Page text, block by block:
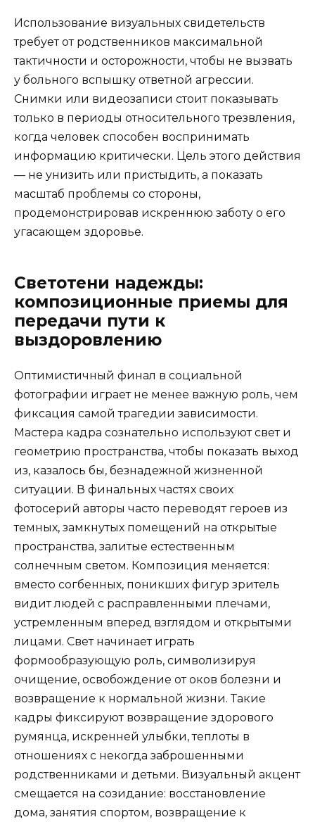
Использование визуальных свидетельств
требует от родственников максимальной
тактичности и осторожности, чтобы не вызвать
у больного вспышку ответной агрессии.
Снимки или видеозаписи стоит показывать
только в периоды относительного трезвления,
когда человек способен воспринимать
информацию критически. Цель этого действия
— не унизить или пристыдить, а показать
масштаб проблемы со стороны,
продемонстрировав искреннюю заботу о его
угасающем здоровье.
Светотени надежды:
композиционные приемы для
передачи пути к
выздоровлению
Оптимистичный финал в социальной
фотографии играет не менее важную роль, чем
фиксация самой трагедии зависимости.
Мастера кадра сознательно используют свет и
геометрию пространства, чтобы показать выход
из, казалось бы, безнадежной жизненной
ситуации. В финальных частях своих
фотосерий авторы часто переводят героев из
темных, замкнутых помещений на открытые
пространства, залитые естественным
солнечным светом. Композиция меняется:
вместо согбенных, поникших фигур зритель
видит людей с расправленными плечами,
устремленным вперед взглядом и открытыми
лицами. Свет начинает играть
формообразующую роль, символизируя
очищение, освобождение от оков болезни и
возвращение к нормальной жизни. Такие
кадры фиксируют возвращение здорового
румянца, искренней улыбки, теплоты в
отношениях с некогда заброшенными
родственниками и детьми. Визуальный акцент
смещается на созидание: восстановление
дома, занятия спортом, возвращение к